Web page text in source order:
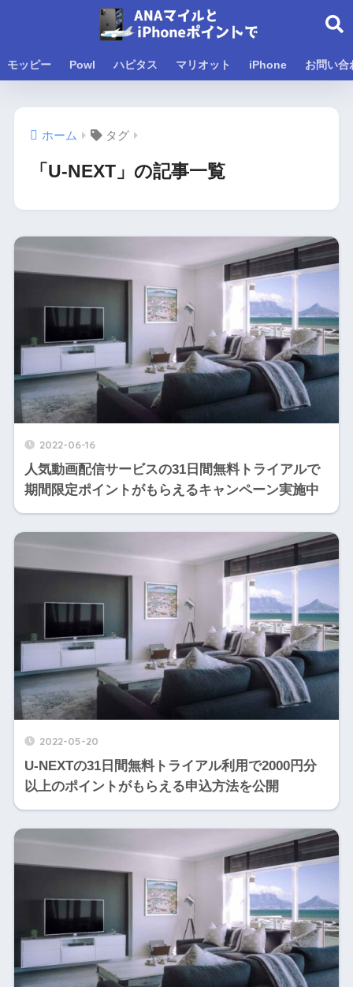
モッピー Powl ハピタス マリオット iPhone お問い合
ホーム タグ
「U-NEXT」の記事一覧
2022-06-16
人気動画配信サービスの31日間無料トライアルで
期間限定ポイントがもらえるキャンペーン実施中
2022-05-20
U-NEXTの31日間無料トライアル利用で2000円分
以上のポイントがもらえる申込方法を公開